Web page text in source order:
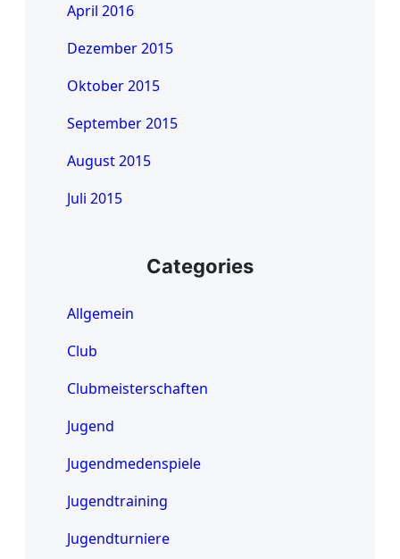
April 2016
Dezember 2015
Oktober 2015
September 2015
August 2015
Juli 2015
Categories
Allgemein
Club
Clubmeisterschaften
Jugend
Jugendmedenspiele
Jugendtraining
Jugendturniere